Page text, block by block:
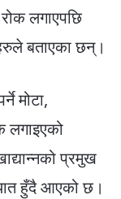
लगाएपछि
बताएका छन्।
मोटा,
लगाइएको
प्रमुख
हुँदै आएको छ।